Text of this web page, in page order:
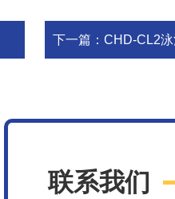
下一篇： CHD-CL2泳
联系我们